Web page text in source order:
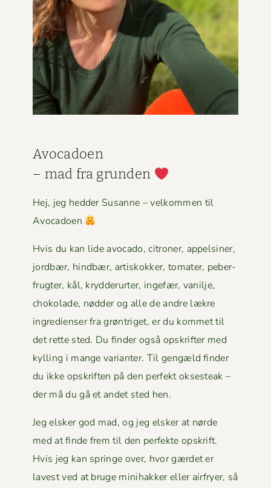
Avo­ca­doen
– mad fra grun­den
Hej, jeg hed­der Susanne – velkom­men til
Avocadoen
Hvis du kan lide avo­ca­do, cit­roner, appelsin­er,
jord­bær, hind­bær, artiskokker, tomater, peber­
frugter, kål, kry­d­derurter, inge­fær, vanil­je,
choko­lade, nød­der og alle de andre lækre
ingre­di­enser fra grøn­triget, er du kom­met til
det rette sted. Du find­er også opskrifter med
kylling i mange vari­anter. Til gengæld find­er
du ikke opskriften på den per­fekt okses­teak –
der må du gå et andet sted hen.
Jeg elsker god mad, og jeg elsker at nørde
med at finde frem til den per­fek­te opskrift.
Hvis jeg kan springe over, hvor gærdet er
lavest ved at bruge mini­hakker eller air­fry­er, så